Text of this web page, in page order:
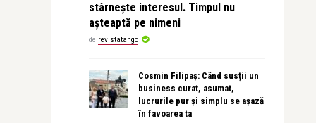
stârnește interesul. Timpul nu
așteaptă pe nimeni
de revistatango
Cosmin Filipaș: Când susții un
business curat, asumat,
lucrurile pur și simplu se așază
în favoarea ta